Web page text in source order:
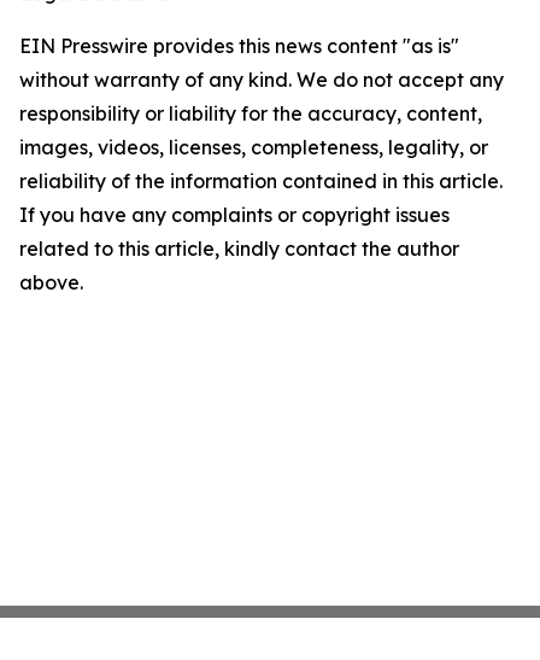
EIN Presswire provides this news content "as is"
without warranty of any kind. We do not accept any
responsibility or liability for the accuracy, content,
images, videos, licenses, completeness, legality, or
reliability of the information contained in this article.
If you have any complaints or copyright issues
related to this article, kindly contact the author
above.